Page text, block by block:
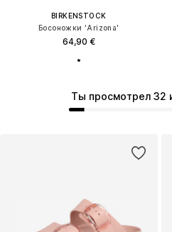
Ты просмотрел 32
BIRKENSTOCK
Босоножки 'Arizona'
64,90 €